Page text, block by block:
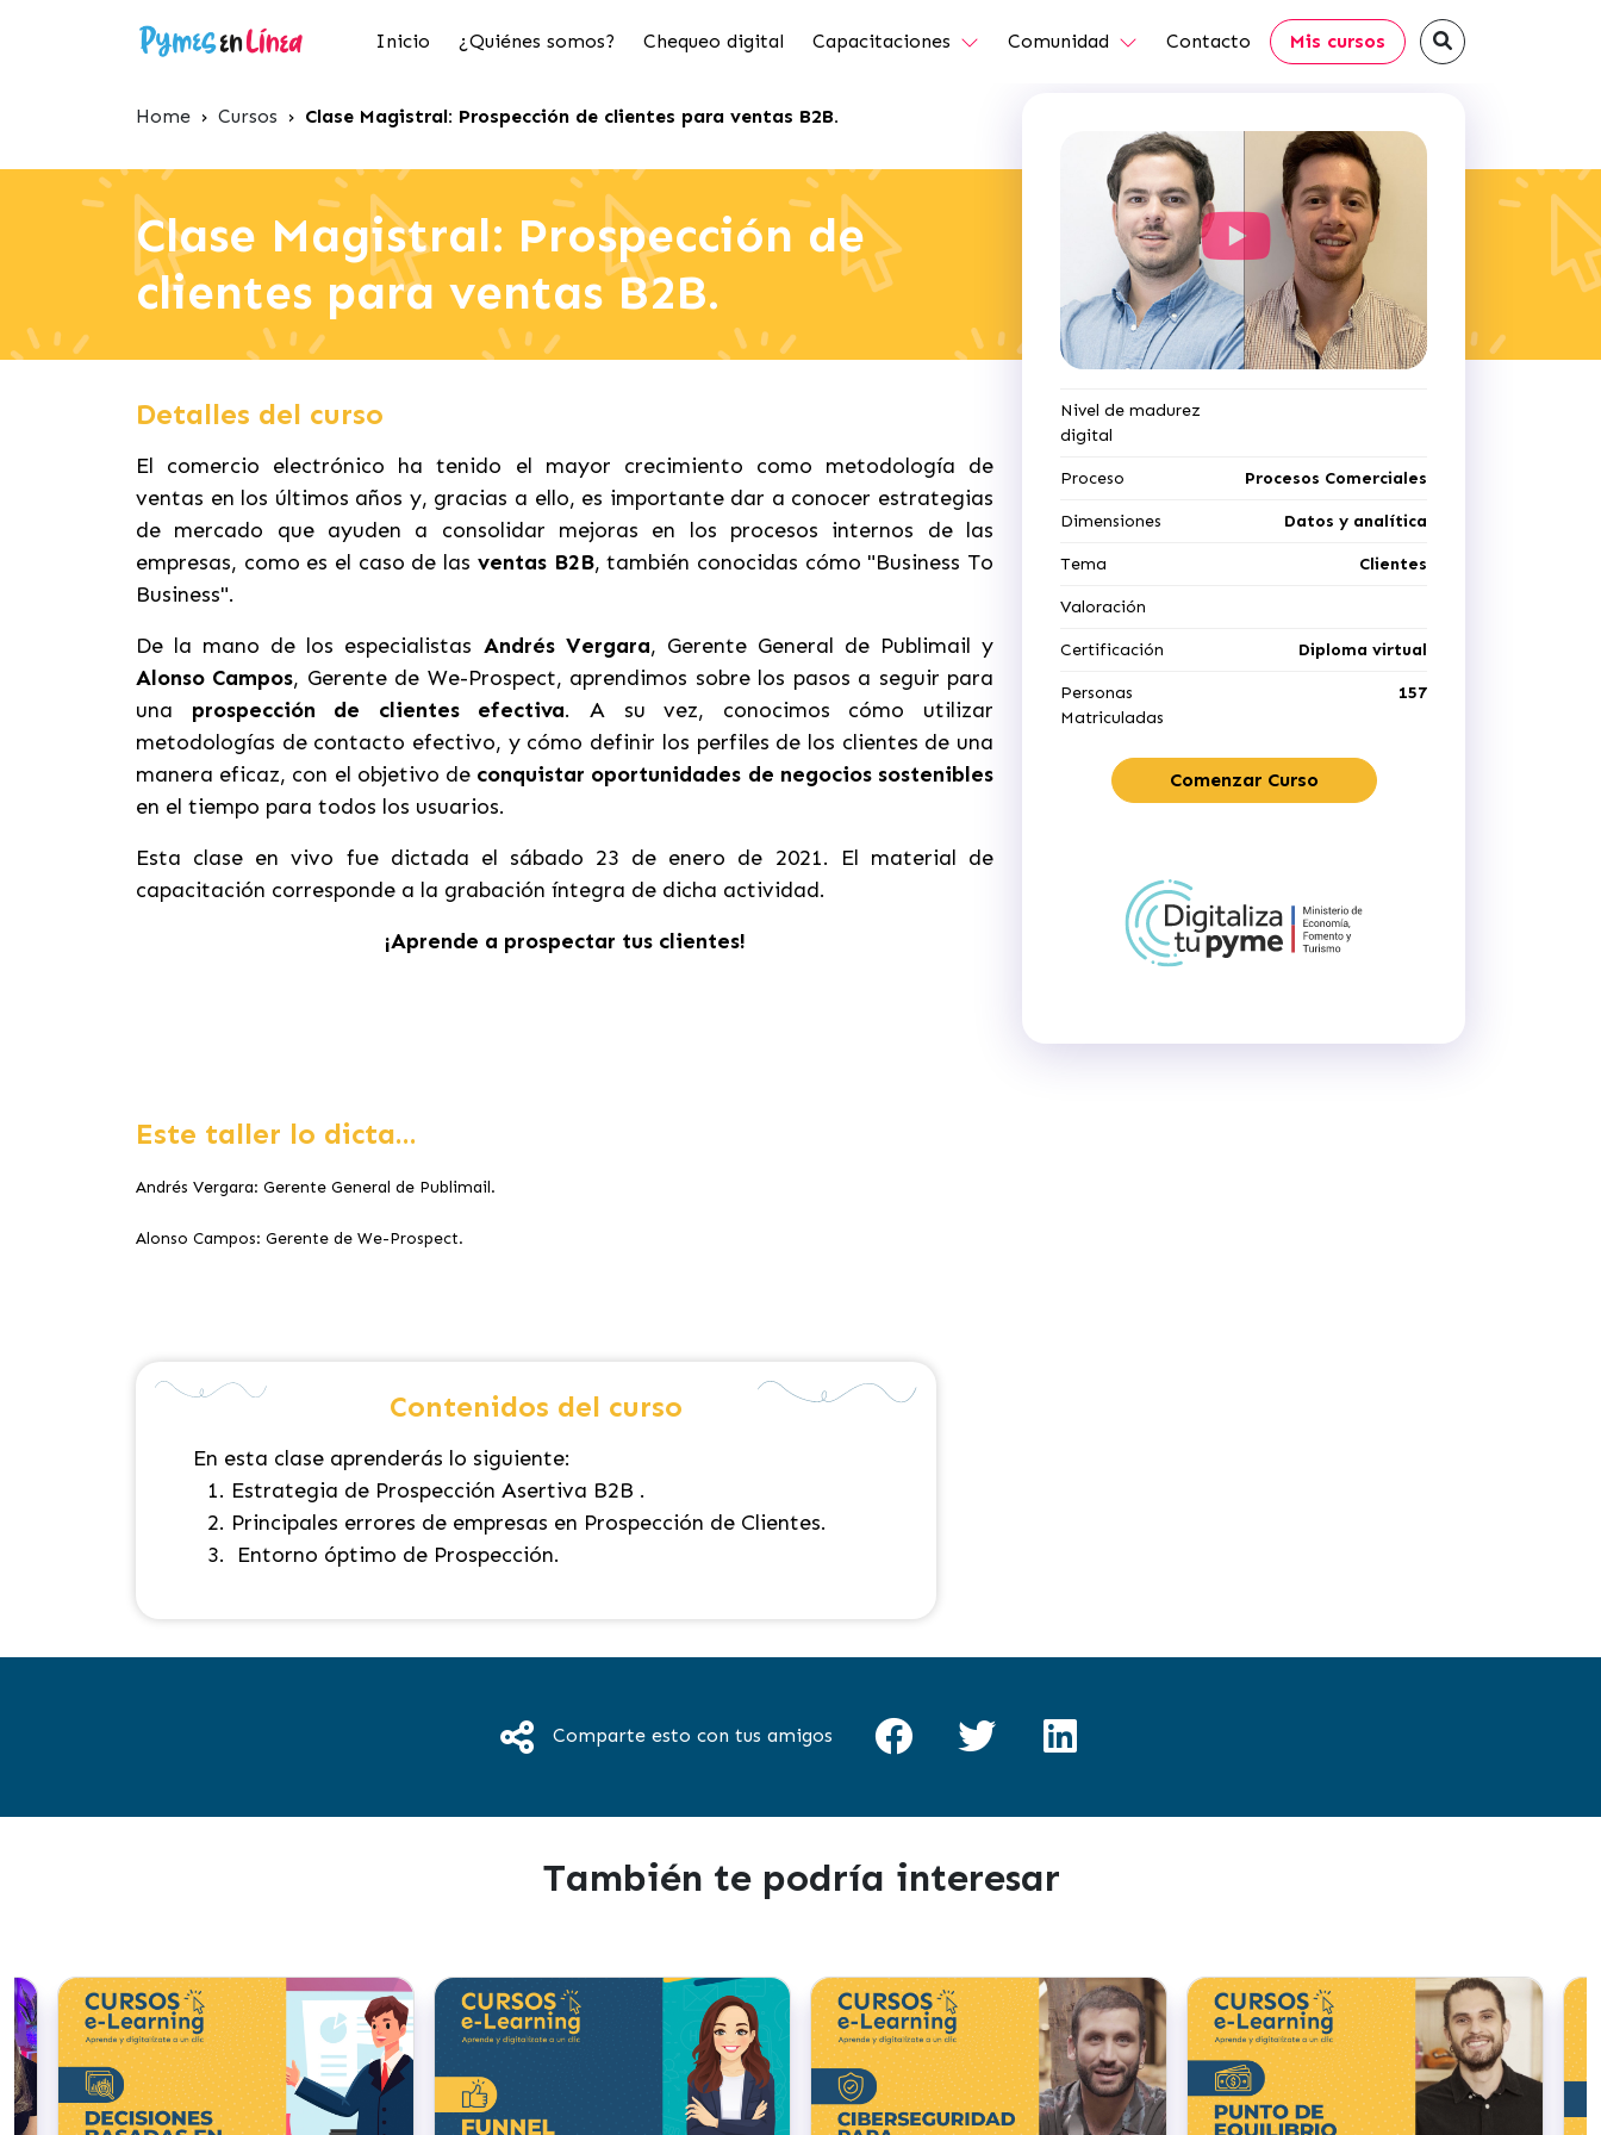
Inicio ¿Quiénes somos? Chequeo digital Capacitaciones Comunidad Contacto Mis cursos
Home › Cursos › Clase Magistral: Prospección de clientes para ventas B2B.
Clase Magistral: Prospección de
clientes para ventas B2B.
Nivel de madurez
digital
Proceso Procesos Comerciales
Dimensiones Datos y analítica
Tema Clientes
Valoración
Certificación Diploma virtual
Personas
Matriculadas
157
Comenzar Curso
Detalles del curso
El comercio electrónico ha tenido el mayor crecimiento como metodología de
ventas en los últimos años y, gracias a ello, es importante dar a conocer estrategias
de mercado que ayuden a consolidar mejoras en los procesos internos de las
empresas, como es el caso de las ventas B2B, también conocidas cómo "Business To
Business".
De la mano de los especialistas Andrés Vergara, Gerente General de Publimail y
Alonso Campos, Gerente de We-Prospect, aprendimos sobre los pasos a seguir para
una prospección de clientes efectiva. A su vez, conocimos cómo utilizar
metodologías de contacto efectivo, y cómo definir los perfiles de los clientes de una
manera eficaz, con el objetivo de conquistar oportunidades de negocios sostenibles
en el tiempo para todos los usuarios.
Esta clase en vivo fue dictada el sábado 23 de enero de 2021. El material de
capacitación corresponde a la grabación íntegra de dicha actividad.
¡Aprende a prospectar tus clientes!
Este taller lo dicta...
Andrés Vergara: Gerente General de Publimail.
Alonso Campos: Gerente de We-Prospect.
Contenidos del curso
En esta clase aprenderás lo siguiente:
Estrategia de Prospección Asertiva B2B .
Principales errores de empresas en Prospección de Clientes.
Entorno óptimo de Prospección.
Comparte esto con tus amigos
También te podría interesar